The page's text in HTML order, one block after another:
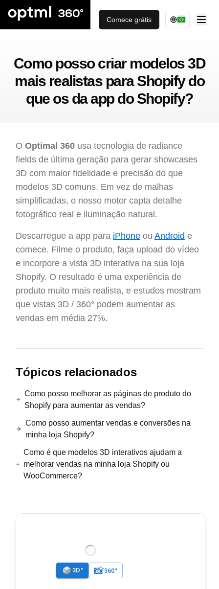
Comece grátis
Como posso criar modelos 3D
mais realistas para Shopify do
que os da app do Shopify?
O Optimal 360 usa tecnologia de radiance
fields de última geração para gerar showcases
3D com maior fidelidade e precisão do que
modelos 3D comuns. Em vez de malhas
simplificadas, o nosso motor capta detalhe
fotográfico real e iluminação natural.
Descarregue a app para iPhone ou Android e
comece. Filme o produto, faça upload do vídeo
e incorpore a vista 3D interativa na sua loja
Shopify. O resultado é uma experiência de
produto muito mais realista, e estudos mostram
que vistas 3D / 360° podem aumentar as
vendas em média 27%.
Tópicos relacionados
Como posso melhorar as páginas de produto do
Shopify para aumentar as vendas?
Como posso aumentar vendas e conversões na
minha loja Shopify?
Como é que modelos 3D interativos ajudam a
melhorar vendas na minha loja Shopify ou
WooCommerce?